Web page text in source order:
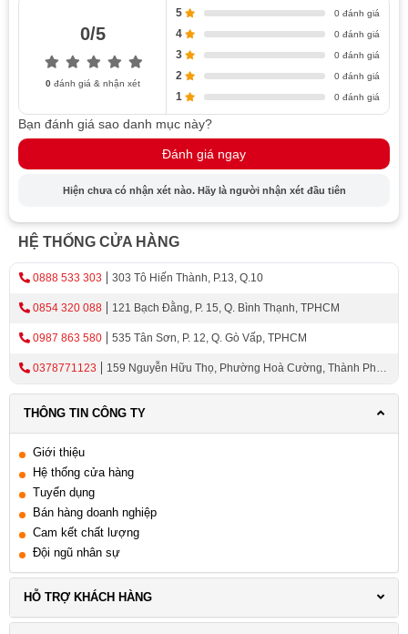
Chốt an toàn dạng âm
Chất liệu sử dụng
Loại vật liệu phổ biến cho dụng cụ chặn cửa
Ưu điểm của từng loại vật liệu
Cách lắp đặt và sử dụng hiệu quả
Hướng dẫn chi tiết về cách lắp đặt
Gợi ý cách sử dụng an toàn và hiệu quả
Ý Nghĩa Và Vai Trò Của Chặn Cửa Chống
Va Đập Trong Quá Trình Làm Mộc
Chặn cửa - chốt an toàn không chỉ có ý nghĩa cơ bản là
ngăn chặn sự mở cửa không mong muốn, mà còn đóng
vai trò quan trọng trong việc bảo vệ an toàn và tăng tính
bảo mật của cửa và cổng. Dưới đây là những vai trò
chính của nó trong quá trình làm mộc:
Bảo vệ an toàn
Đảm bảo rằng các cửa và cổng chỉ mở khi có
người điều khiển hoặc có sự cho phép. Điều
này giúp ngăn chặn trẻ em và người lạ tiếp
cận các khu vực không an toàn như bể bơi,
khu vực công cộng hoặc các vùng nguy hiểm
khác.
Bảo vệ tài sản
0/5
0đánh giá & nhận xét
5 0 đánh giá
4 0 đánh giá
3 0 đánh giá
2 0 đánh giá
1 0 đánh giá
Bạn đánh giá sao danh mục này?
Đánh giá ngay
Hiện chưa có nhận xét nào. Hãy là người nhận xét đầu tiên
HỆ THỐNG CỬA HÀNG
0888 533 303 303 Tô Hiến Thành, P.13, Q.10
0854 320 088 121 Bạch Đằng, P. 15, Q. Bình Thạnh, TPHCM
0987 863 580 535 Tân Sơn, P. 12, Q. Gò Vấp, TPHCM
0378771123
159 Nguyễn Hữu Thọ, Phường Hoà Cường, Thành Phố
THÔNG TIN CÔNG TY
Giới thiệu
Hệ thống cửa hàng
Tuyển dụng
Bán hàng doanh nghiệp
Cam kết chất lượng
Đội ngũ nhân sự
HỖ TRỢ KHÁCH HÀNG